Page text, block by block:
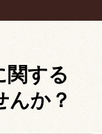
関する
んか？